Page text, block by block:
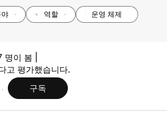
야 역할 운영 체제
명이 봄 |
고 평가했습니다.
구독